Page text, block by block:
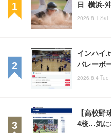
日 横浜-
2026.8.1 Sat
インハイ
バレーボ
2026.8.4 Tue
【高校野
4校…気に